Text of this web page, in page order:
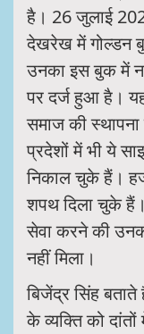
है। 26 जुलाई
देखरेख में गोल्डन
उनका इस बुक में
पर दर्ज हुआ है।
समाज की
प्रदेशों में भी ये
निकाल चुके हैं।
शपथ दिला चुके
सेवा करने की
नहीं मिला।
बिजेंद्र सिंह
के व्यक्ति को